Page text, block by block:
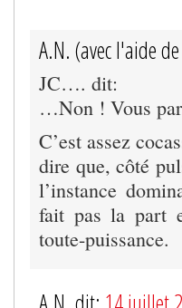
A.N. (avec l'aide
JC…. dit:
…Non ! Vous
C’est assez
dire que, côté
l’instance
fait pas la part
toute-puissance.